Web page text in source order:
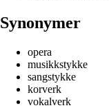
Synonymer
opera
musikkstykke
sangstykke
korverk
vokalverk